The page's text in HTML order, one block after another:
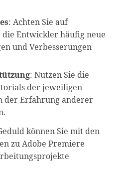
: Achten Sie auf
die Entwickler häufig neue
und Verbesserungen
: Nutzen Sie die
der jeweiligen
der Erfahrung anderer
können Sie mit den
zu Adobe Premiere